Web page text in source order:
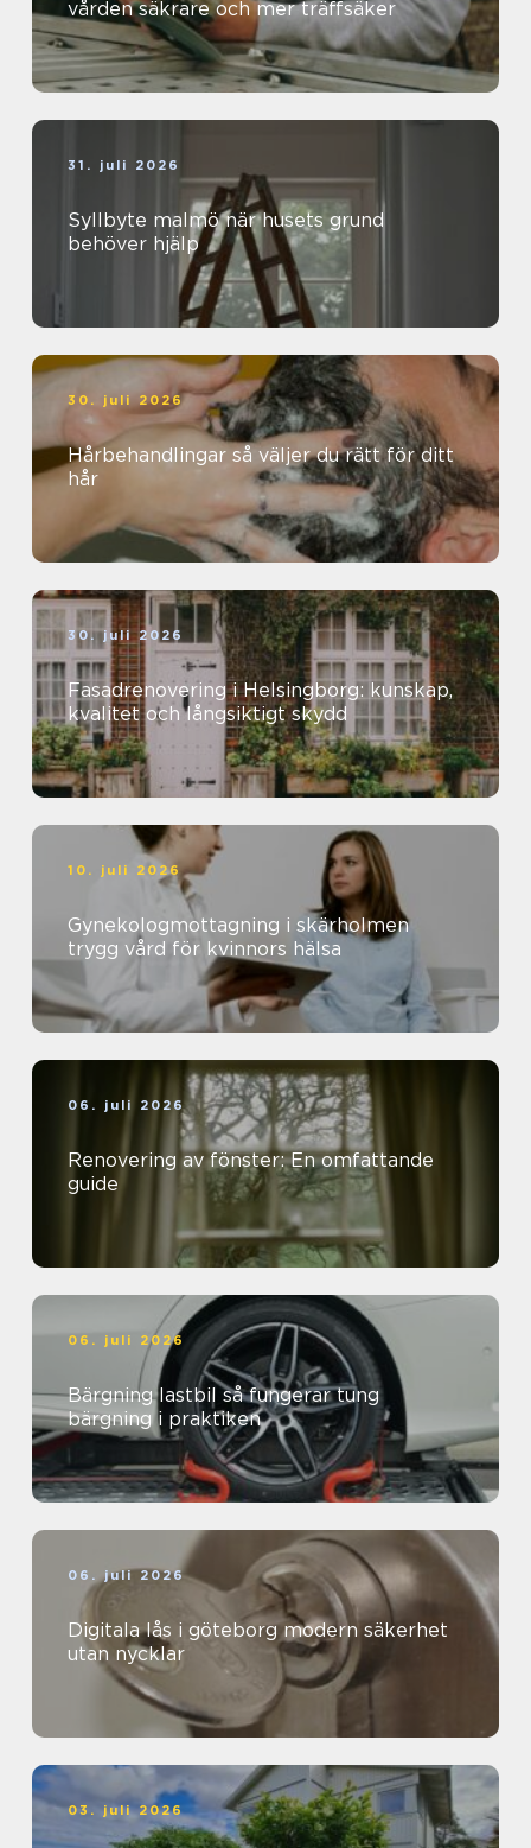
vården säkrare och mer träffsäker
31. juli 2026
Syllbyte malmö när husets grund
behöver hjälp
30. juli 2026
Hårbehandlingar så väljer du rätt för ditt
hår
30. juli 2026
Fasadrenovering i Helsingborg: kunskap,
kvalitet och långsiktigt skydd
10. juli 2026
Gynekologmottagning i skärholmen
trygg vård för kvinnors hälsa
06. juli 2026
Renovering av fönster: En omfattande
guide
06. juli 2026
Bärgning lastbil så fungerar tung
bärgning i praktiken
06. juli 2026
Digitala lås i göteborg modern säkerhet
utan nycklar
03. juli 2026